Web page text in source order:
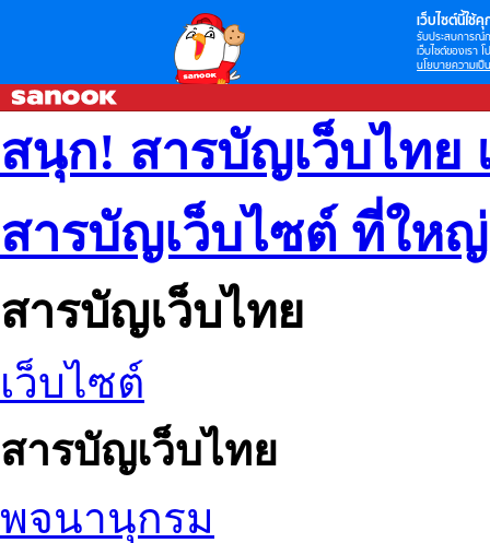
เว็บไซต์นี้ใช้คุ
รับประสบการณ์
เว็บไซต์ของเรา
นโยบายความเป็
สนุก! สารบัญเว็บไทย
สารบัญเว็บไซต์ ที่ให
สารบัญเว็บไทย
เว็บไซต์
สารบัญเว็บไทย
พจนานุกรม